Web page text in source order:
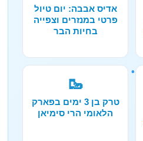
אדיס אבבה: יום טיול
פרטי במנזרים וצפייה
בחיות הבר
🥾
טרק בן 3 ימים בפארק
הלאומי הרי סימיאן